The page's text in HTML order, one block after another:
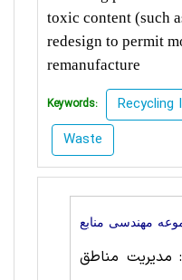
toxic content (such
redesign to permit
remanufacture
Keywords: Recycling
Waste
مهندسی منابع
مدیریت مناطق